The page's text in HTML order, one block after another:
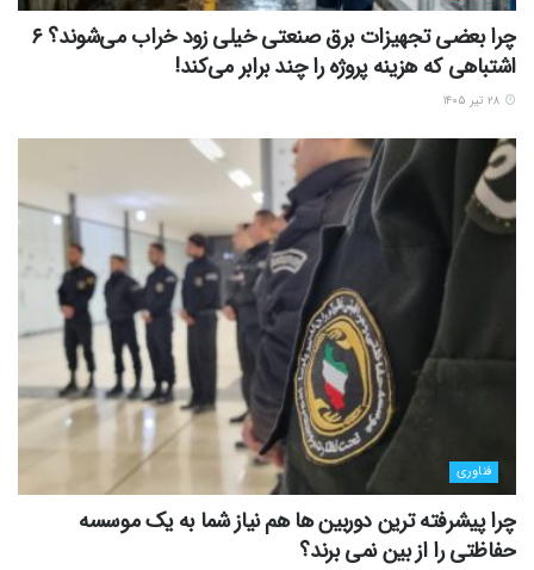
چرا بعضی تجهیزات برق صنعتی خیلی زود خراب می‌شوند؟ ۶
اشتباهی که هزینه پروژه را چند برابر می‌کند!
فناوری
چرا پیشرفته ترین دوربین ها هم نیاز شما به یک موسسه
حفاظتی را از بین نمی برند؟